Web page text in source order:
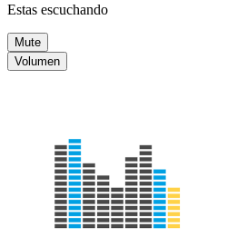
Estas escuchando
Mute
Volumen